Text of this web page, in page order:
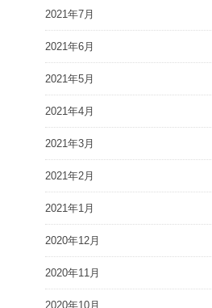
2021年7月
2021年6月
2021年5月
2021年4月
2021年3月
2021年2月
2021年1月
2020年12月
2020年11月
2020年10月